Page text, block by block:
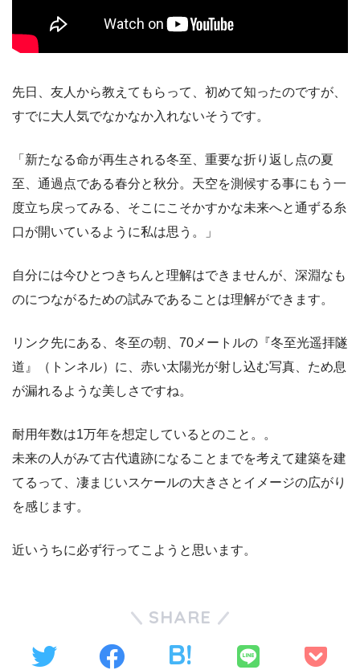
先日、友人から教えてもらって、初めて知ったのですが、
すでに大人気でなかなか入れないそうです。
「新たなる命が再生される冬至、重要な折り返し点の夏
至、通過点である春分と秋分。天空を測候する事にもう一
度立ち戻ってみる、そこにこそかすかな未来へと通ずる糸
口が開いているように私は思う。」
自分には今ひとつきちんと理解はできませんが、深淵なも
のにつながるための試みであることは理解ができます。
リンク先にある、冬至の朝、70メートルの『冬至光遥拝隧
道』（トンネル）に、赤い太陽光が射し込む写真、ため息
が漏れるような美しさですね。
耐用年数は1万年を想定しているとのこと。。
未来の人がみて古代遺跡になることまでを考えて建築を建
てるって、凄まじいスケールの大きさとイメージの広がり
を感じます。
近いうちに必ず行ってこようと思います。
SHARE